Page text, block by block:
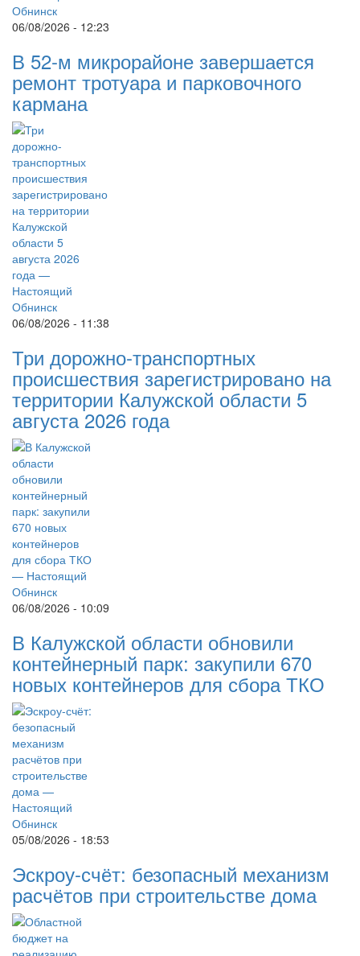
06/08/2026 - 12:23
В 52-м микрорайоне завершается
ремонт тротуара и парковочного
кармана
06/08/2026 - 11:38
Три дорожно-транспортных
происшествия зарегистрировано на
территории Калужской области 5
августа 2026 года
06/08/2026 - 10:09
В Калужской области обновили
контейнерный парк: закупили 670
новых контейнеров для сбора ТКО
05/08/2026 - 18:53
Эскроу-счёт: безопасный механизм
расчётов при строительстве дома